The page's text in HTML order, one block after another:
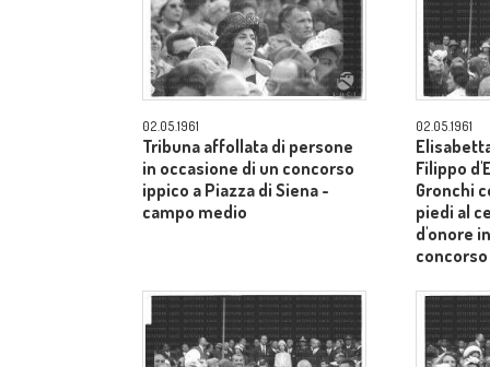
02.05.1961
Tribuna affollata di persone
in occasione di un concorso
ippico a Piazza di Siena -
campo medio
02.05.1961
Filippo
Gronchi
piedi al
d'onore